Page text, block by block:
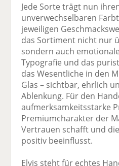
Jede Sorte trägt nun
unverwechselbaren
jeweiligen
das Sortiment nicht nur
sondern auch
Typografie und das
das Wesentliche in den
Glas – sichtbar, ehrlich
Ablenkung. Für den
aufmerksamkeitsstarke
Premiumcharakter der
Vertrauen schafft und
positiv beeinflusst.
Elvis steht für echtes